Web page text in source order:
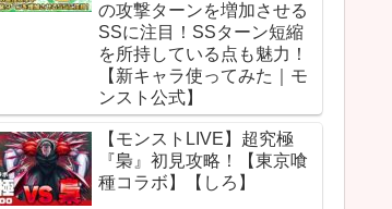
の攻撃ターンを増加させる
SSに注目！SSターン短縮
を所持している点も魅力！
【新キャラ使ってみた｜モ
ンスト公式】
【モンストLIVE】超究極
『梟』初見攻略！【東京喰
種コラボ】【しろ】